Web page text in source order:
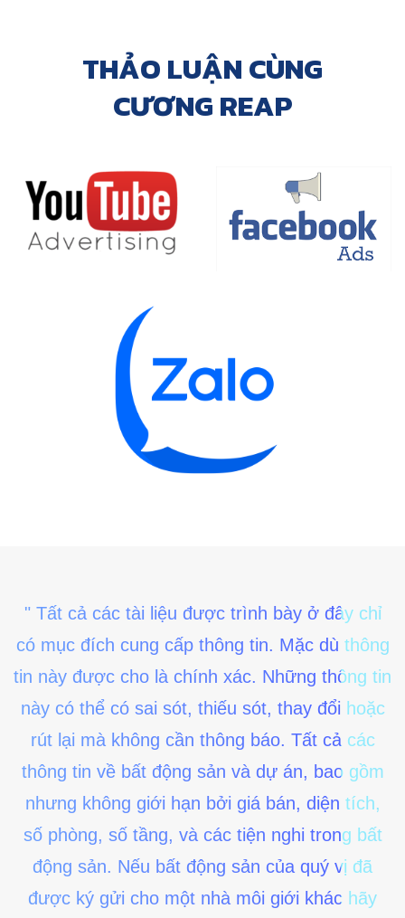
THẢO LUẬN CÙNG
CƯƠNG REAP
" Tất cả các tài liệu được trình bày ở đây chỉ
có mục đích cung cấp thông tin. Mặc dù thông
tin này được cho là chính xác. Những thông tin
này có thể có sai sót, thiếu sót, thay đổi hoặc
rút lại mà không cần thông báo. Tất cả các
thông tin về bất động sản và dự án, bao gồm
nhưng không giới hạn bởi giá bán, diện tích,
số phòng, số tầng, và các tiện nghi trong bất
động sản. Nếu bất động sản của quý vị đã
được ký gửi cho một nhà môi giới khác hãy